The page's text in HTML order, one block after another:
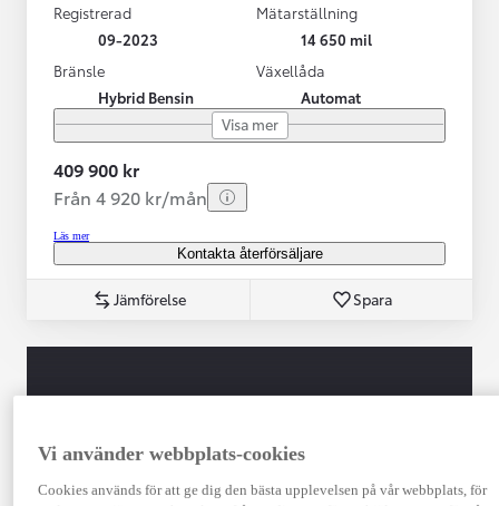
Registrerad
09-2023
Mätarställning
14 650 mil
Bränsle
Hybrid Bensin
Växellåda
Automat
Visa mer
409 900 kr
Från 4 920 kr/mån
Läs mer
Kontakta återförsäljare
Jämförelse Spara
TOYOTA APPROVED
USED
Vi använder webbplats-cookies
Cookies används för att ge dig den bästa upplevelsen på vår webbplats, för